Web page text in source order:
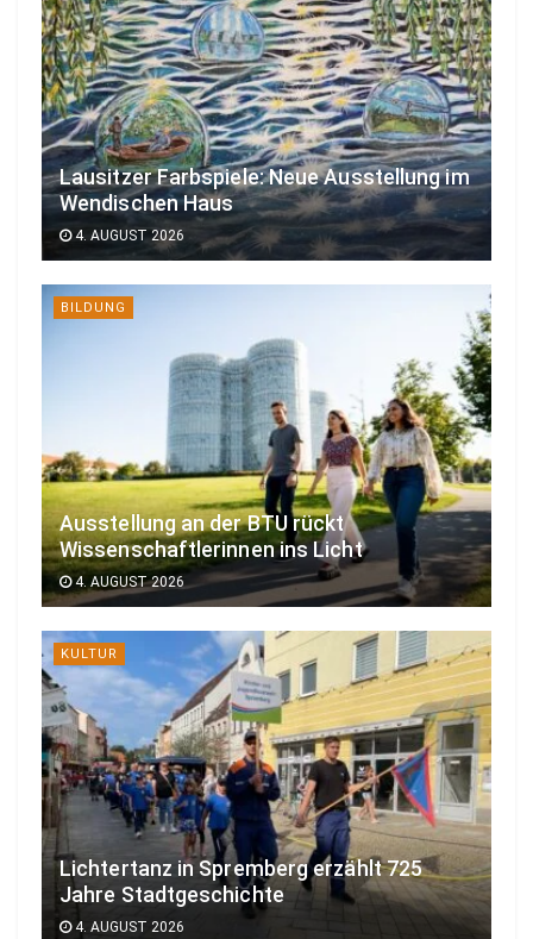
Lausitzer Farbspiele: Neue Ausstellung im
Wendischen Haus
4. AUGUST 2026
BILDUNG
Ausstellung an der BTU rückt
Wissenschaftlerinnen ins Licht
4. AUGUST 2026
KULTUR
Lichtertanz in Spremberg erzählt 725
Jahre Stadtgeschichte
4. AUGUST 2026